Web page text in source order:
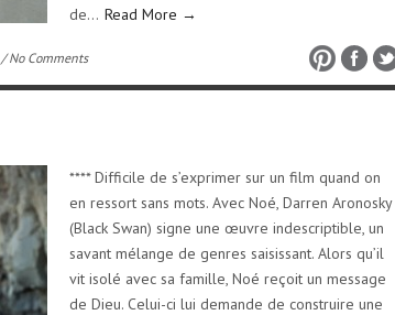
de… Read More →
/ No Comments
**** Difficile de s’exprimer sur un film quand on
en ressort sans mots. Avec Noé, Darren Aronosky
(Black Swan) signe une œuvre indescriptible, un
savant mélange de genres saisissant. Alors qu’il
vit isolé avec sa famille, Noé reçoit un message
de Dieu. Celui-ci lui demande de construire une